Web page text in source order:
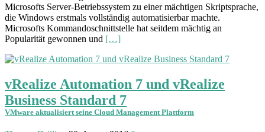
Microsofts Server-Betriebssystem zu einer mächtigen Skriptsprache,
die Windows erstmals vollständig automatisierbar machte.
Microsofts Kommandoschnittstelle hat seitdem mächtig an
Popularität gewonnen und […]
vRealize Automation 7 und vRealize
Business Standard 7
VMware aktualisiert seine Cloud Management Plattform